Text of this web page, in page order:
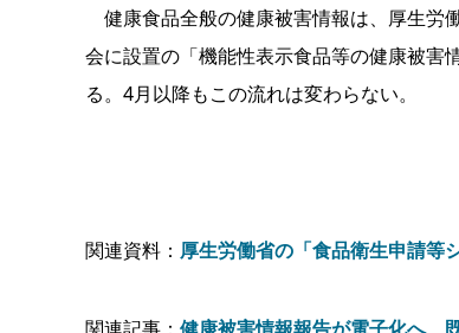
健康食品全般の健康被害情報は、厚生労
会に設置の「機能性表示食品等の健康被害
る。4月以降もこの流れは変わらない。
関連資料： 厚生労働省の「食品衛生申請等